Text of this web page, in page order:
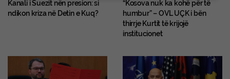
ndikon kriza në Detin e Kuq?
humbur” – OVL UÇK i bën
thirrje Kurtit të krijojë
institucionet